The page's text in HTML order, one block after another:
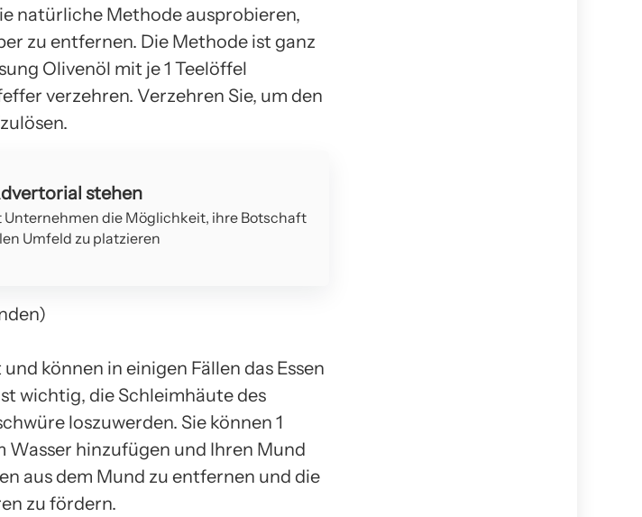
natürliche Methode ausprobieren,
zu entfernen. Die Methode ist ganz
Olivenöl mit je 1 Teelöffel
verzehren. Verzehren Sie, um den
stehen
Unternehmen die Möglichkeit, ihre Botschaft
Umfeld zu platzieren
können in einigen Fällen das Essen
wichtig, die Schleimhäute des
loszuwerden. Sie können 1
Wasser hinzufügen und Ihren Mund
aus dem Mund zu entfernen und die
zu fördern.